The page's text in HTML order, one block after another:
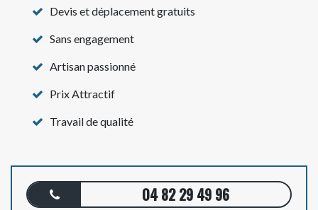
Devis et déplacement gratuits
Sans engagement
Artisan passionné
Prix Attractif
Travail de qualité
04 82 29 49 96